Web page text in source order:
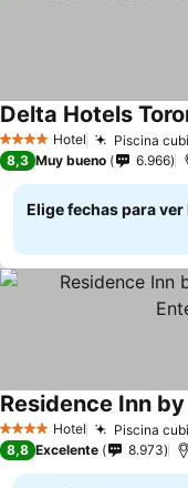
4 EstrellasHotel Piscina
8,3 Muy bueno 6.966
Elige fechas para
4 EstrellasHotel Piscina
8,8 Excelente 8.973